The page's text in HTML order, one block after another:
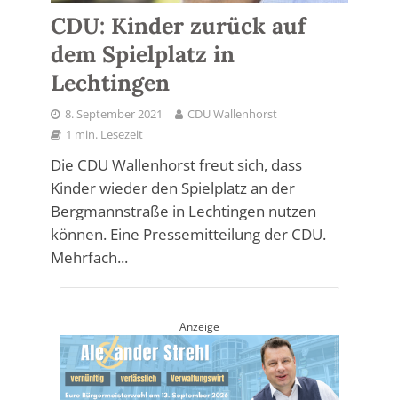
CDU: Kinder zurück auf
dem Spielplatz in
Lechtingen
8. September 2021
CDU Wallenhorst
1 min. Lesezeit
Die CDU Wallenhorst freut sich, dass
Kinder wieder den Spielplatz an der
Bergmannstraße in Lechtingen nutzen
können. Eine Pressemitteilung der CDU.
Mehrfach...
Anzeige